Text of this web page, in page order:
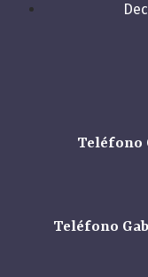
Teléfono
Teléfono